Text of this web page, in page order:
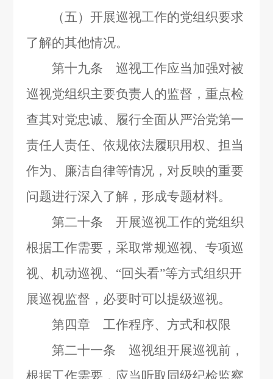
（五）开展巡视工作的党组织要求
了解的其他情况。
第十九条 巡视工作应当加强对被
巡视党组织主要负责人的监督，重点检
查其对党忠诚、履行全面从严治党第一
责任人责任、依规依法履职用权、担当
作为、廉洁自律等情况，对反映的重要
问题进行深入了解，形成专题材料。
第二十条 开展巡视工作的党组织
根据工作需要，采取常规巡视、专项巡
视、机动巡视、“回头看”等方式组织开
展巡视监督，必要时可以提级巡视。
第四章 工作程序、方式和权限
第二十一条 巡视组开展巡视前，